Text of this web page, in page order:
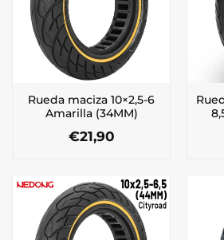
Rueda maciza 10×2,5-6
Amarilla (34MM)
€21,90